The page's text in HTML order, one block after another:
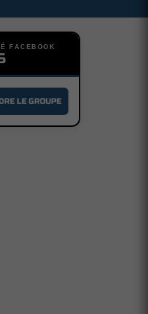
FACEBOOK
LE GROUPE